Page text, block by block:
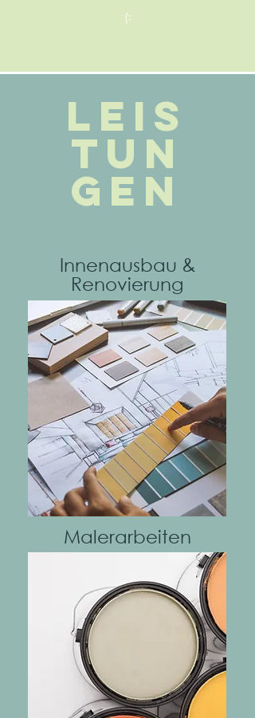
(:
Leis
tun
gen
Innenausbau &
Renovierung
Mehr
Malerarbeiten